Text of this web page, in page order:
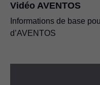
Vidéo AVENTOS
Informations de base
d’AVENTOS